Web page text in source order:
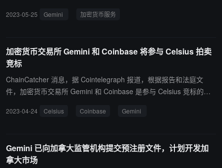
初创企业和深厚的人才库”。 据悉，去年 7 月，Gemini 成为在爱尔兰
2023-05-25 Gemini 加密货币服务
加密货币交易所 Gemini 和 Coinbase 将参与 Celsius 拍卖
竞标
ChainCatcher 消息，据 Cointelegraph 报道，根据报告和法庭文
件，加密货币交易所 Gemini 和 Coinbase 是参与 Celsius 竞标的公
一条已被删除的推文中提到 ，Coinbase 是支持 Fahrenheit 财团的
k、比特币矿业公司 Global X Digital 和 Plutus Lending 组成。 据 Ch
ainCatcher 此前报道，Celsius 拍卖将于 4 月 25 日举行，投标方共
2023-04-24 Celsius Coinbase Gemini
Gemini 已向加拿大监管机构提交预注册文件，计划开发加
拿大市场